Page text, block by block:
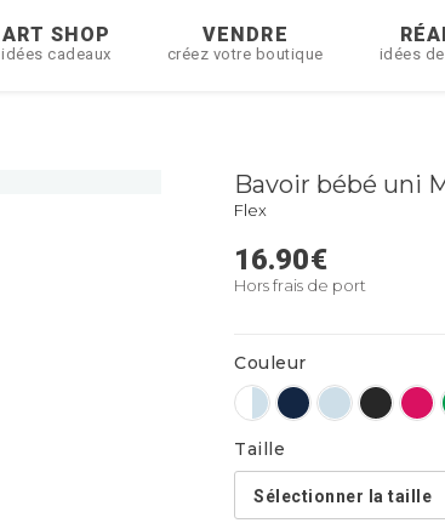
ART SHOP
idées cadeaux
VENDRE
créez votre boutique idées
Bavoir bébé uni
Flex
16.90€
Hors frais de port
Couleur
Taille